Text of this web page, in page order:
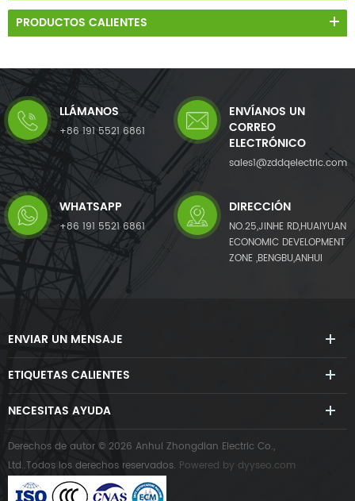
PRODUCTOS CALIENTES
LLÁMANOS
+86 191 5521 6861
ENVÍANOS UN
CORREO
ELECTRÓNICO
sales1@zddqelectric.com
WHATSAPP
+86 191 5521 6861
DIRECCIÓN
NO.25,JINHE RD,HUAIYUAN
ECONOMIC DEVELOPMENT
ZONE ,BENGBU,ANHUI
ENVIAR UN MENSAJE
ETIQUETAS CALIENTES
NECESITAS AYUDA
Derechos de autor © 2026 Anhui Zhongdian Electric Co.,
Ltd..Todos los derechos reservados. Powered by dyyseo.com